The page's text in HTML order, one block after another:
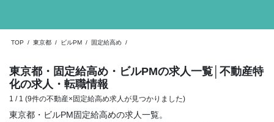
TOP / 東京都 / ビルPM / 固定給高め /
東京都・固定給高め・ビルPMの求人一覧 │不動産特
化の求人・転職情報
1 / 1 (9件の不動産×固定給高め求人が見つかりました)
東京都・ビルPM固定給高めの求人一覧。